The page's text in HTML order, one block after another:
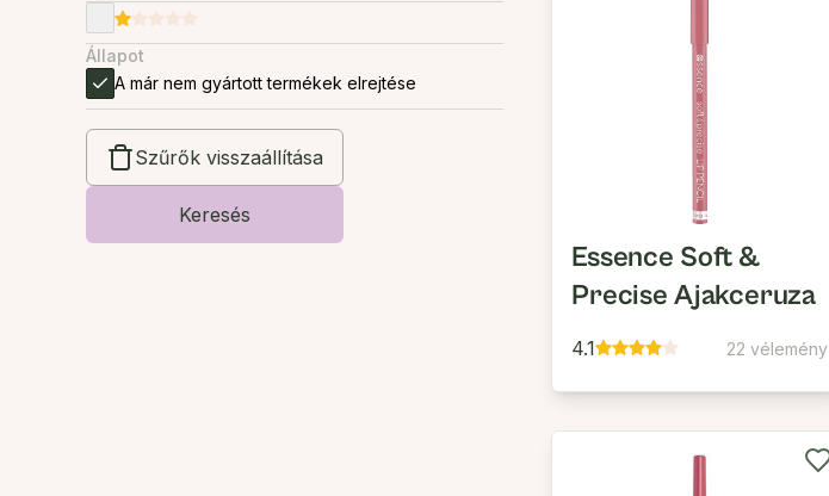
Állapot
A már nem gyártott termékek elrejtése
Szűrők visszaállítása
Keresés
Essence Soft &
Precise Ajakceruza
4.1 22 vélemény